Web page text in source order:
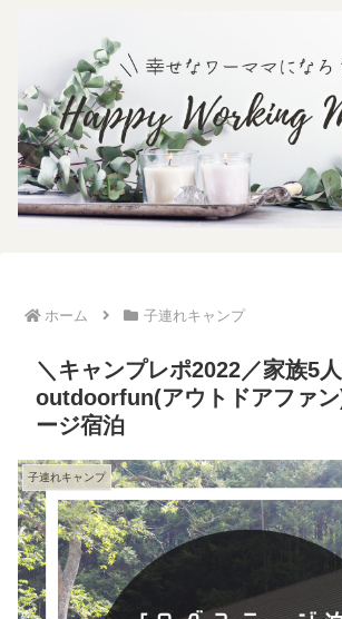
ホーム 子連れキャンプ
＼キャンプレポ2022／家族5
outdoorfun(アウトドアファ
ージ宿泊
子連れキャンプ